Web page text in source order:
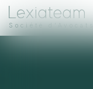
Société d'Avocats